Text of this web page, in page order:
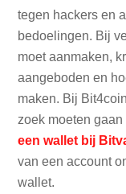
tegen hackers en
bedoelingen. Bij
moet aanmaken,
aangeboden en
maken. Bij
zoek moeten
een wallet bij
van een account
wallet.